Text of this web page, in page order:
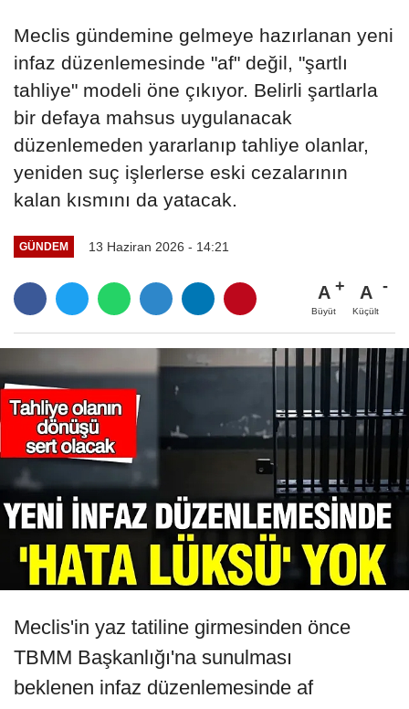
Meclis gündemine gelmeye hazırlanan yeni
infaz düzenlemesinde "af" değil, "şartlı
tahliye" modeli öne çıkıyor. Belirli şartlarla
bir defaya mahsus uygulanacak
düzenlemeden yararlanıp tahliye olanlar,
yeniden suç işlerlerse eski cezalarının
kalan kısmını da yatacak.
GÜNDEM 13 Haziran 2026 - 14:21
A
Büyüt
A
Küçült
Meclis'in yaz tatiline girmesinden önce
TBMM Başkanlığı'na sunulması
beklenen infaz düzenlemesinde af